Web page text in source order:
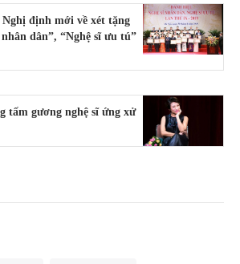
định mới về xét tặng
dân”, “Nghệ sĩ ưu tú”
tấm gương nghệ sĩ ứng xử